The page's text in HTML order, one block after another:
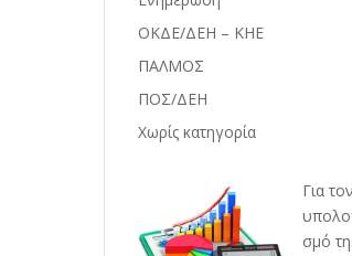
ΟΚΔΕ/ΔΕΗ – ΚΗΕ
ΠΑΛΜΟΣ
ΠΟΣ/ΔΕΗ
Χωρίς κατηγορία
Για τον
σμό